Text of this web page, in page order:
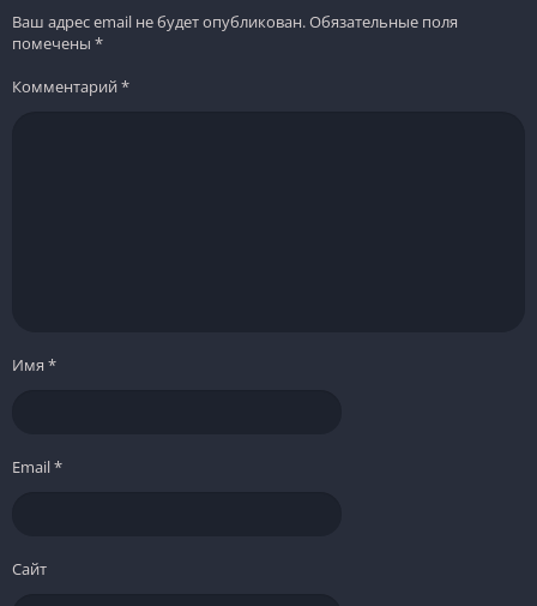
Ваш адрес email не будет опубликован.Обязательные поля
помечены *
Комментарий*
Имя *
Email*
Сайт